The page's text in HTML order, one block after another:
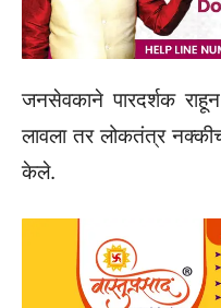
जनसेवकाने पारदर्शक
लावला तर लोकतंत्र
केले.